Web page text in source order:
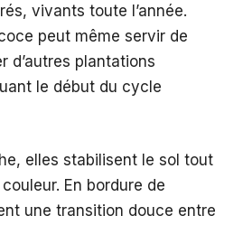
vivants toute l’année.
peut même servir de
d’autres plantations
le début du cycle
elles stabilisent le sol tout
En bordure de
une transition douce entre